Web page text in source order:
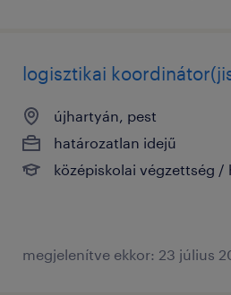
logisztikai
újhartyán, pest
határozatlan idejű
középiskolai végzettség /
megjelenítve ekkor: 23 július